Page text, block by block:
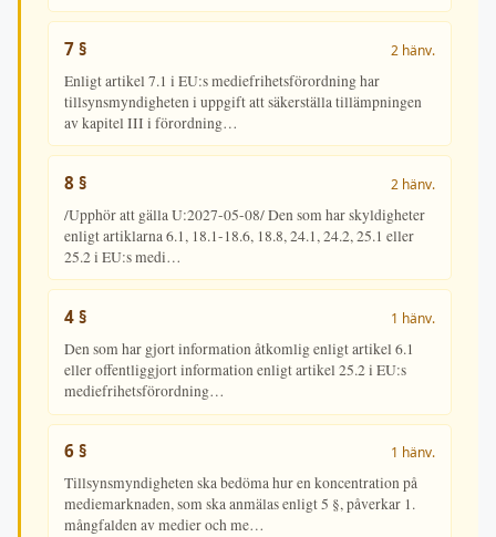
7 § 2 hänv.
Enligt artikel 7.1 i EU:s mediefrihetsförordning har
tillsynsmyndigheten i uppgift att säkerställa tillämpningen
av kapitel III i förordning…
8 § 2 hänv.
/Upphör att gälla U:2027-05-08/ Den som har skyldigheter
enligt artiklarna 6.1, 18.1-18.6, 18.8, 24.1, 24.2, 25.1 eller
25.2 i EU:s medi…
4 § 1 hänv.
Den som har gjort information åtkomlig enligt artikel 6.1
eller offentliggjort information enligt artikel 25.2 i EU:s
mediefrihetsförordning…
6 § 1 hänv.
Tillsynsmyndigheten ska bedöma hur en koncentration på
mediemarknaden, som ska anmälas enligt 5 §, påverkar 1.
mångfalden av medier och me…